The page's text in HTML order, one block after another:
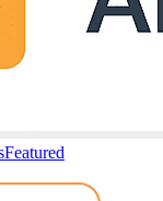
Featured